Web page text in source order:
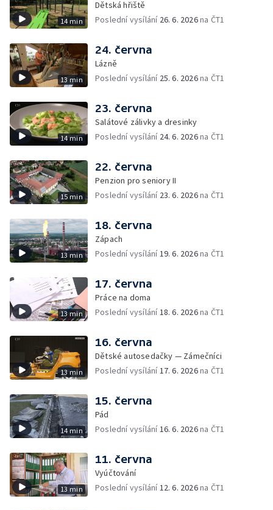
14 min
Dětská hřiště
Poslední vysílání 26. 6. 2026na ČT1
13 min
24. června
Lázně
Poslední vysílání 25. 6. 2026na ČT1
14 min
23. června
Salátové zálivky a dresinky
Poslední vysílání 24. 6. 2026na ČT1
15 min
22. června
Penzion pro seniory II
Poslední vysílání 23. 6. 2026na ČT1
13 min
18. června
Zápach
Poslední vysílání 19. 6. 2026na ČT1
13 min
17. června
Práce na doma
Poslední vysílání 18. 6. 2026na ČT1
13 min
16. června
Dětské autosedačky — Zámečníci
Poslední vysílání 17. 6. 2026na ČT1
14 min
15. června
Pád
Poslední vysílání 16. 6. 2026na ČT1
13 min
11. června
Vyúčtování
Poslední vysílání 12. 6. 2026na ČT1